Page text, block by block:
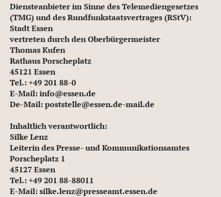
Diensteanbieter im Sinne des Telemediengesetzes
(TMG) und des Rundfunkstaatsvertrages (RStV):
Stadt Essen
vertreten durch den Oberbürgermeister
Thomas Kufen
Rathaus Porscheplatz
45121 Essen
Tel.: +49 201 88-0
E-Mail: info@essen.de
De-Mail: poststelle@essen.de-mail.de
Inhaltlich verantwortlich:
Silke Lenz
Leiterin des Presse- und Kommunikationsamtes
Porscheplatz 1
45127 Essen
Tel.: +49 201 88-88011
E-Mail: silke.lenz@presseamt.essen.de